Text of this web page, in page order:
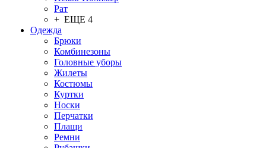
Рат
+ ЕЩЕ 4
Одежда
Брюки
Комбинезоны
Головные уборы
Жилеты
Костюмы
Куртки
Носки
Перчатки
Плащи
Ремни